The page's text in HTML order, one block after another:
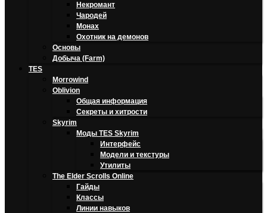
Некромант
Чародей
Монах
Охотник на демонов
Основы
Добыча (Farm)
TES
Morrowind
Oblivion
Общая информация
Секреты и хитрости
Skyrim
Моды TES Skyrim
Интерфейс
Модели и текстуры
Утилиты
The Elder Scrolls Online
Гайды
Классы
Линии навыков